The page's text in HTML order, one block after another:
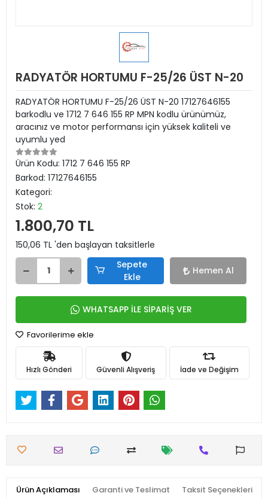
RADYATÖR HORTUMU F-25/26 ÜST N-20
RADYATÖR HORTUMU F-25/26 ÜST N-20 17127646155
barkodlu ve 1712 7 646 155 RP MPN kodlu ürünümüz,
aracınız ve motor performansı için yüksek kaliteli ve
uyumlu yed
Ürün Kodu: 1712 7 646 155 RP
Barkod: 17127646155
Kategori:
Stok: 2
1.800,70 TL
150,06 TL 'den başlayan taksitlerle
Sepete
Ekle
Hemen Al
WHATSAPP İLE SİPARİŞ VER
Favorilerime ekle
Hızlı Gönderi Güvenli Alışveriş İade ve Değişim
Ürün Açıklaması Garanti ve Teslimat Taksit Seçenekleri